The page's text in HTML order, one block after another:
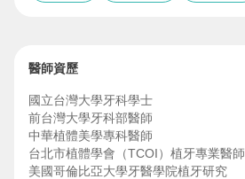
醫師資歷
國立台灣大學牙科學士
前台灣大學牙科部醫師
中華植體美學專科醫師
台北市植體學會（TCOI）植牙專業醫師
美國哥倫比亞大學牙醫學院植牙研究